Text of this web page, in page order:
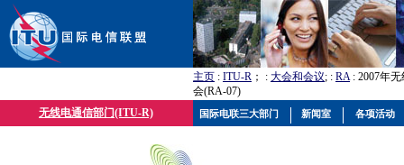
主页 : ITU-R ； : 大会和会议; : RA: 2007年
会(RA-07)
无线电通信部门(ITU-R)
国际电联三大部门 新闻室 各项活动